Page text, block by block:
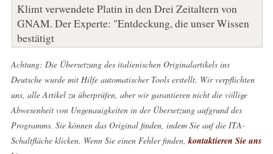
Klimt verwendete Platin in den Drei Zeitaltern von
GNAM. Der Experte: "Entdeckung, die unser Wissen
bestätigt
Achtung: Die Übersetzung des italienischen Originalartikels ins
Deutsche wurde mit Hilfe automatischer Tools erstellt. Wir verpflichten
uns, alle Artikel zu überprüfen, aber wir garantieren nicht die völlige
Abwesenheit von Ungenauigkeiten in der Übersetzung aufgrund des
Programms. Sie können das Original finden, indem Sie auf die ITA-
Schaltfläche klicken. Wenn Sie einen Fehler finden, kontaktieren Sie uns